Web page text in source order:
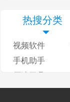
热搜分类
视频软件
手机助手